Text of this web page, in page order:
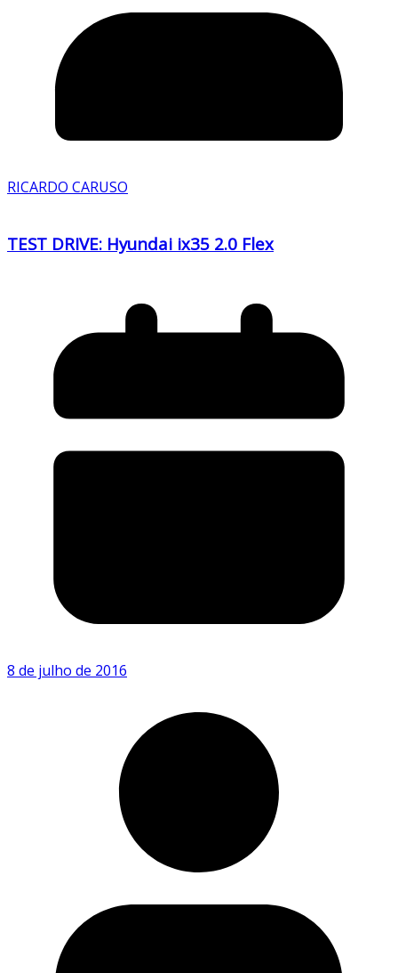
RICARDO CARUSO
TEST DRIVE: Hyundai ix35 2.0 Flex
8 de julho de 2016